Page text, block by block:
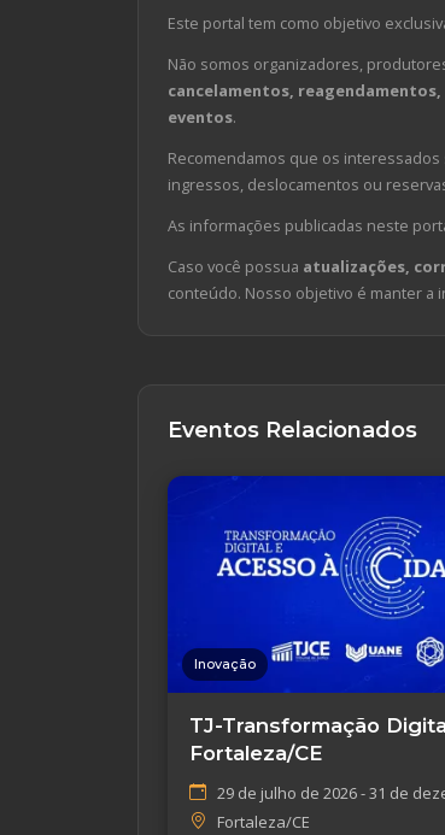
Este portal tem como objetivo
Não somos organizadores,
cancelamentos,
eventos.
Recomendamos que os
ingressos, deslocamentos ou
As informações publicadas neste
Caso você possua atualizações,
conteúdo. Nosso objetivo é manter a
Eventos Relacionados
Inovação
TJ-Transformação
Fortaleza/CE
29 de julho de 2026 - 31 de
Fortaleza/CE